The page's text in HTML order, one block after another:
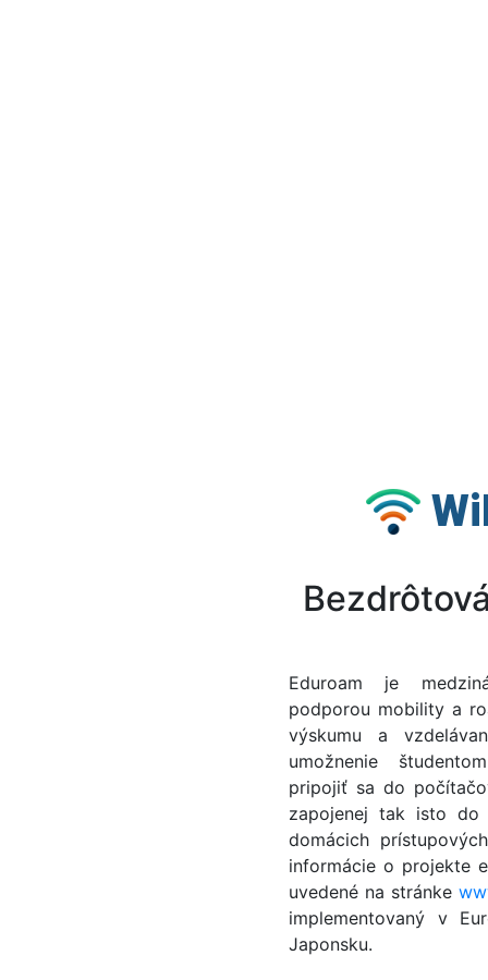
Eduroam je
podporou mobility a
výskumu a
umožnenie
pripojiť sa do
zapojenej tak isto do
domácich
informácie o projekte
uvedené na stránke
implementovaný v
Japonsku.